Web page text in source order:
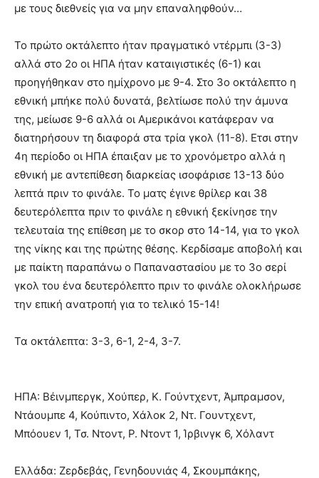
με τους διεθνείς για να μην επαναληφθούν…
Το πρώτο οκτάλεπτο ήταν πραγματικό ντέρμπι (3-3)
αλλά στο 2ο οι ΗΠΑ ήταν καταιγιστικές (6-1) και
προηγήθηκαν στο ημίχρονο με 9-4. Στο 3ο οκτάλεπτο η
εθνική μπήκε πολύ δυνατά, βελτίωσε πολύ την άμυνα
της, μείωσε 9-6 αλλά οι Αμερικάνοι κατάφεραν να
διατηρήσουν τη διαφορά στα τρία γκολ (11-8). Ετσι στην
4η περίοδο οι ΗΠΑ έπαιξαν με το χρονόμετρο αλλά η
εθνική με αντεπίθεση διαρκείας ισοφάρισε 13-13 δύο
λεπτά πριν το φινάλε. Το ματς έγινε θρίλερ και 38
δευτερόλεπτα πριν το φινάλε η εθνική ξεκίνησε την
τελευταία της επίθεση με το σκορ στο 14-14, για το γκολ
της νίκης και της πρώτης θέσης. Κερδίσαμε αποβολή και
με παίκτη παραπάνω ο Παπαναστασίου με το 3ο σερί
γκολ του ένα δευτερόλεπτο πριν το φινάλε ολοκλήρωσε
την επική ανατροπή για το τελικό 15-14!
Τα οκτάλεπτα: 3-3, 6-1, 2-4, 3-7.
ΗΠΑ: Βέινμπεργκ, Χούπερ, Κ. Γούντχεντ, Άμπραμσον,
Ντάουμπε 4, Κούπιντο, Χάλοκ 2, Ντ. Γουντχεντ,
Μπόουεν 1, Τσ. Ντοντ, Ρ. Ντοντ 1, Ίρβινγκ 6, Χόλαντ
Ελλάδα: Ζερδεβάς, Γενηδουνιάς 4, Σκουμπάκης,